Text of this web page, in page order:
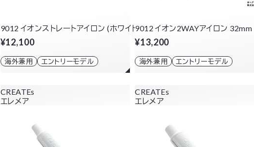
9012 イオンストレートアイロン (ホワイト)
¥12,100
海外兼用 エントリーモデル
9012 イオン2WAYアイロン 32mm
¥13,200
海外兼用 エントリーモデル
CREATEs
エレメア
CREATEs
エレメア